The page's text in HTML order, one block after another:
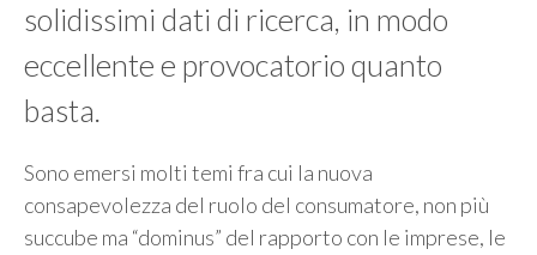
solidissimi dati di ricerca, in modo
eccellente e provocatorio quanto
basta.
Sono emersi molti temi fra cui la nuova
consapevolezza del ruolo del consumatore, non più
succube ma “dominus” del rapporto con le imprese, le